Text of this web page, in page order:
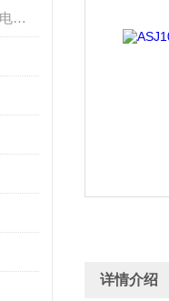
AMC200(L)交流多回路智能电量采集监控装置
详情介绍